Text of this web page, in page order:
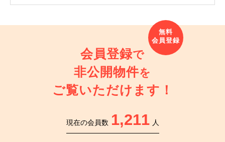
会員登録で
非公開物件を
ご覧いただけます！
現在の会員数 1,211 人